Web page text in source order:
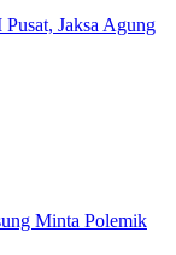
Jaksa Agung
Minta Polemik